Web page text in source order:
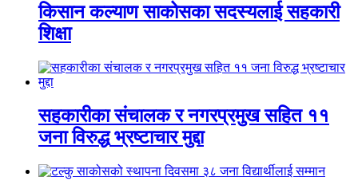
किसान कल्याण साकोसका सदस्यलाई सहकारी
शिक्षा
सहकारीका संचालक र नगरप्रमुख सहित ११
जना विरुद्ध भ्रष्टाचार मुद्दा